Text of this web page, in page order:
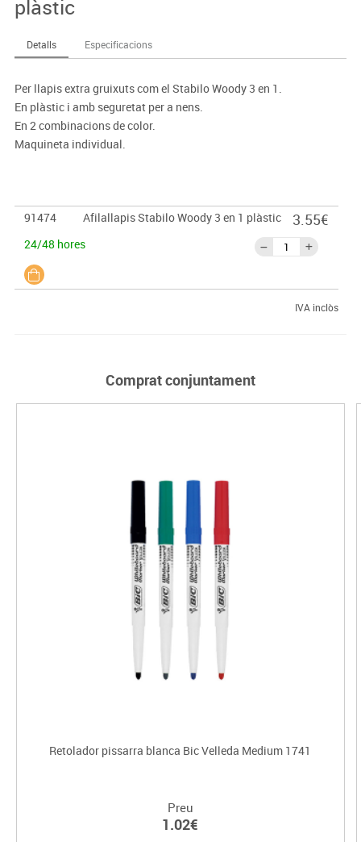
plàstic
Detalls Especificacions
Per llapis extra gruixuts com el Stabilo Woody 3 en 1.
En plàstic i amb seguretat per a nens.
En 2 combinacions de color.
Maquineta individual.
91474
Afilallapis Stabilo Woody 3 en 1 plàstic
24/48 hores
3.55€
IVA inclòs
Comprat conjuntament
Retolador pissarra blanca Bic Velleda Medium 1741
Preu
1.02€